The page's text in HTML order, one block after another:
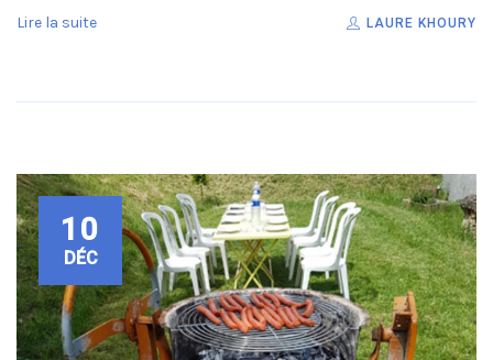
Lire la suite LAURE KHOURY
10
DÉC